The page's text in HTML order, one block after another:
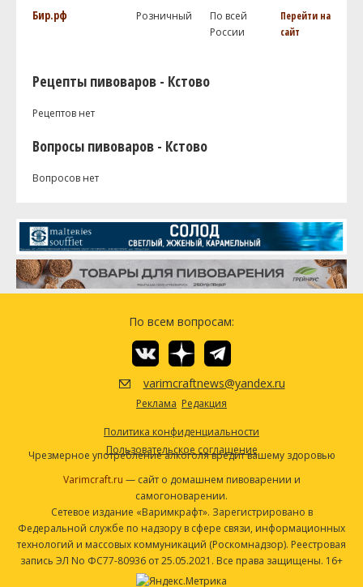
Бир.рф Розничный
По всей
России
Перейти на
сайт
Рецепты пивоваров - Кстово
Рецептов нет
Вопросы пивоваров - Кстово
Вопросов нет
По всем вопросам:
varimcraftnews@yandex.ru
Реклама Редакция
Политика конфиденциальности
Пользовательское соглашение
Чрезмерное употребление алкоголя вредит вашему здоровью
Varimcraft.ru — сайт о домашнем пивоварении и
самогоноварении.
Сетевое издание «Варимкрафт». Зарегистрировано в
Федеральной службе по надзору в сфере связи, информационных
технологий и массовых коммуникаций (Роскомнадзор). Реестровая
запись ЭЛ No ФС77-80936 от 25.05.2021. Все права защищены. 16+